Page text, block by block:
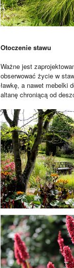
Otoczenie stawu
Ważne jest
obserwować życie w
ławkę, a nawet mebelki
altanę chroniącą od